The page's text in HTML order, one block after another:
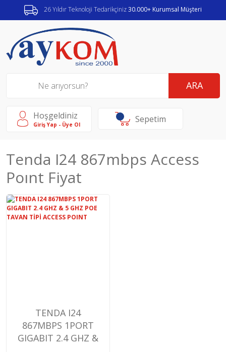
26 Yıldır Teknoloji Tedarikçiniz30.000+ Kurumsal Müşteri
ARA
Hoşgeldiniz
Giriş Yap - Üye Ol Sepetim
Tenda I24 867mbps Access
Poınt Fiyat
TENDA I24
867MBPS 1PORT
GIGABIT 2.4 GHZ &